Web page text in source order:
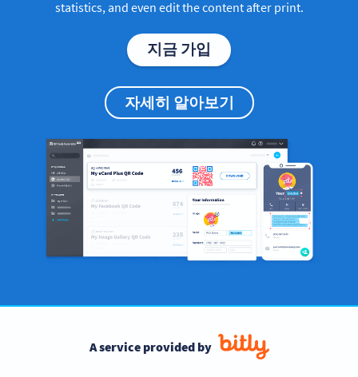
statistics, and even edit the content after print.
지금 가입
자세히 알아보기
A service provided by